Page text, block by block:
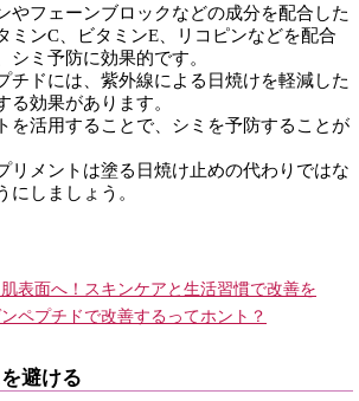
やフェーンブロックなどの成分を配合した
ミンC、ビタミンE、リコピンなどを配合
シミ予防に効果的です。
チドには、紫外線による日焼けを軽減した
る効果があります。
を活用することで、シミを予防することが
リメントは塗る日焼け止めの代わりではな
にしましょう。
表面へ！スキンケアと生活習慣で改善を
ペプチドで改善するってホント？
避ける